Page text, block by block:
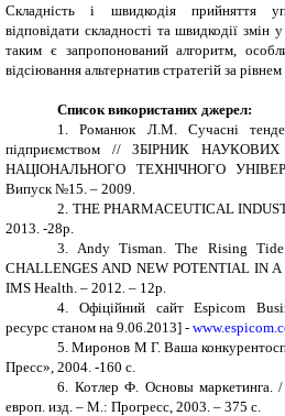
Складність і швидкодія прийняття
відповідати складності та швидкодії змін
таким є запропонований алгоритм,
відсіювання альтернатив стратегій за
Список використаних джерел:
1. Романюк Л.М. Сучасні
підприємством // ЗБІРНИК
НАЦІОНАЛЬНОГО ТЕХНІЧНОГО
Випуск №15. – 2009.
2. THE PHARMACEUTICAL
2013. -28p.
3. Andy Tisman. The Rising
CHALLENGES AND NEW POTENTIAL IN
IMS Health. – 2012. – 12p.
4. Офіційний сайт Espicom
ресурс станом на 9.06.2013] -
5.Миронов М Г. Ваша
Пресс», 2004. -160 с.
6 . Котлер Ф. Основы
европ. изд. – М.: Прогресс, 2003. – 375 с.